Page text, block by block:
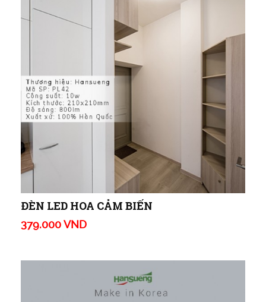
ĐÈN LED HOA CẢM BIẾN
379.000 VND